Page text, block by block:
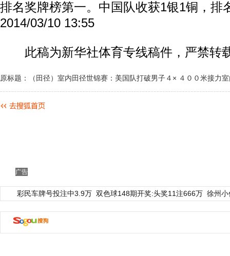
排名奖牌榜第一。中国队收获1银1铜，排
2014/03/10 13:55
此稿为新华社体育专线稿件，严禁转
原标题：（田径）室内田径世锦赛：美国队打破男子４× ４００米接力
广告
彩民车牌号投注中3.9万 双色球148期开奖:头奖11注666万 徐州